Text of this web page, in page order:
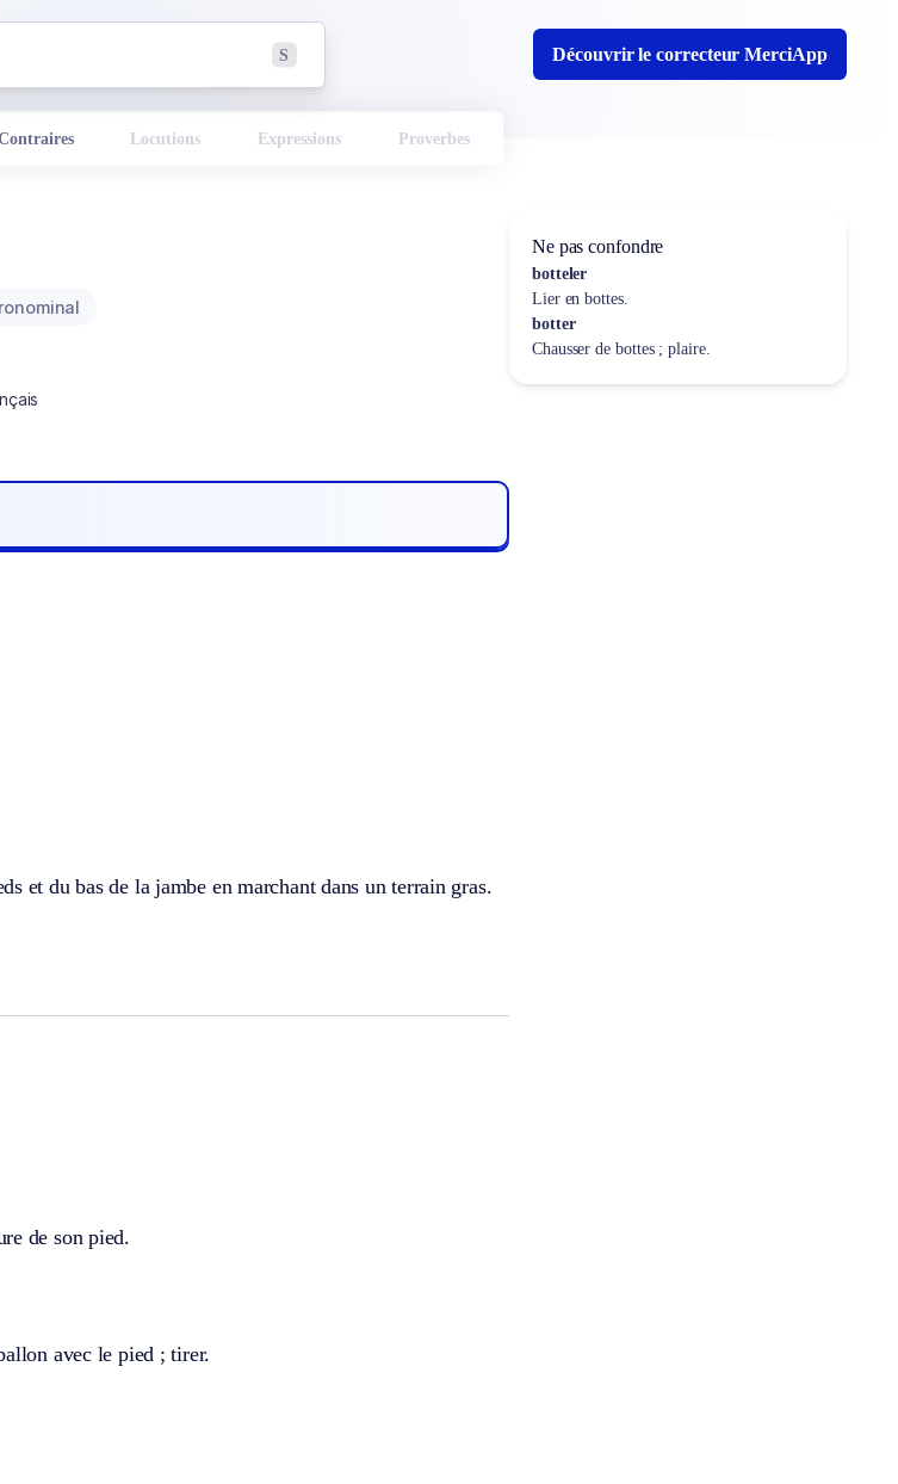
S Découvrir le correcteur MerciApp
Locutions Expressions Proverbes
et du bas de la jambe en marchant dans un terrain gras.
de son pied.
avec le pied ; tirer.
Ne pas confondre
botteler
Lier en bottes.
botter
Chausser de bottes ; plaire.